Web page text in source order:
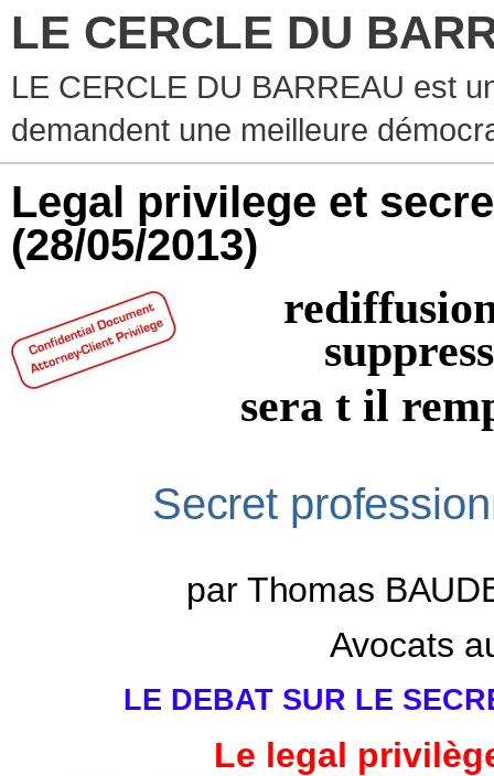
LE CERCLE DU
LE CERCLE DU BARREAU est
demandent une meilleure
Legal privilege et
(28/05/2013)
sera t il
Secret
par Thomas BA
Avocats
LE DEBAT SUR LE
Le legal